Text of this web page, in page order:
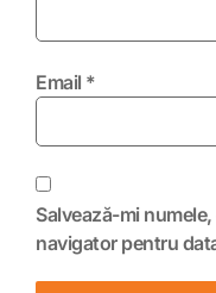
Email *
Salvează-mi
navigator pentru